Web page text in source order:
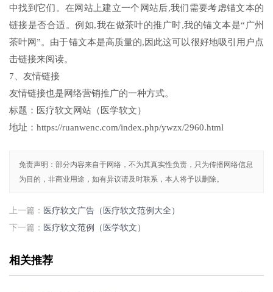
中找到它们。在网站上建立一个网站后,我们需要考虑锚文本的
链接是否合适。例如,我在做茶叶的推广时,我的锚文本是“广州
茶叶网”。由于锚文本是高质量的,因此这可以很好地吸引用户点
击链接来阅读。
7、友情链接
友情链接也是网络营销推广的一种方式。
标题：医疗软文网站（医学软文）
地址：https://ruanwenc.com/index.php/ywzx/2960.html
免责声明：部分内容来自于网络，不为其真实性负责，只为传播网络信息
为目的，非商业用途，如有异议请及时联系，本人将予以删除。
上一篇： 医疗软文广告（医疗软文范例大全）
下一篇： 医疗软文范例（医学软文）
相关推荐